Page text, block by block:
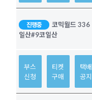
진행중
코믹월드 336
일산#9코일산
부스
신청
티켓
구매
택배
공지